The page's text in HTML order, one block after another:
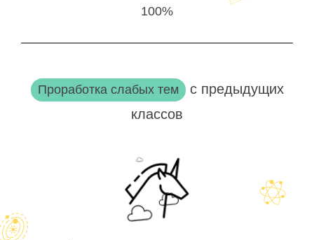
100%
Проработка слабых тем с предыдущих
классов